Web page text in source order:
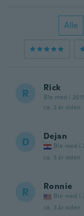
Alle
R Rick
Ble med i
ca. 3 år siden
D Dejan
Ble med i
ca. 3 år siden
R Ronnie
Ble med i
ca. 3 år siden